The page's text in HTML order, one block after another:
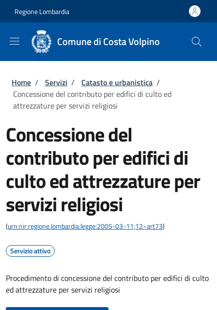
Regione Lombardia
Comune di Costa Volpino
Briciole di pane
Home / Servizi / Catasto e urbanistica /
Concessione del contributo per edifici di culto ed
attrezzature per servizi religiosi
Concessione del
contributo per edifici di
culto ed attrezzature per
servizi religiosi
(urn:nir:regione.lombardia:legge:2005-03-11;12~art73)
Servizio attivo
Procedimento di concessione del contributo per edifici di culto
ed attrezzature per servizi religiosi